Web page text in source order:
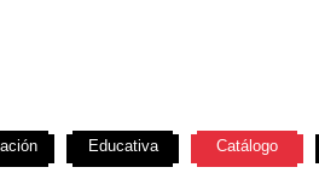
Educativa Catálogo